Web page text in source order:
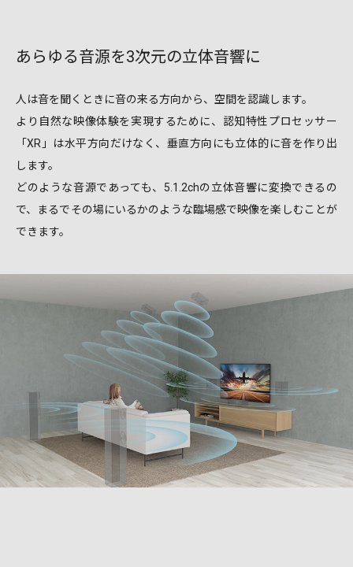
あらゆる音源を3次元の立体音響に
人は音を聞くときに音の来る方向から、空間を認識します。
より自然な映像体験を実現するために、認知特性プロセッサー
「XR」は水平方向だけなく、垂直方向にも立体的に音を作り出
します。
どのような音源であっても、5.1.2chの立体音響に変換できるの
で、まるでその場にいるかのような臨場感で映像を楽しむことが
できます。